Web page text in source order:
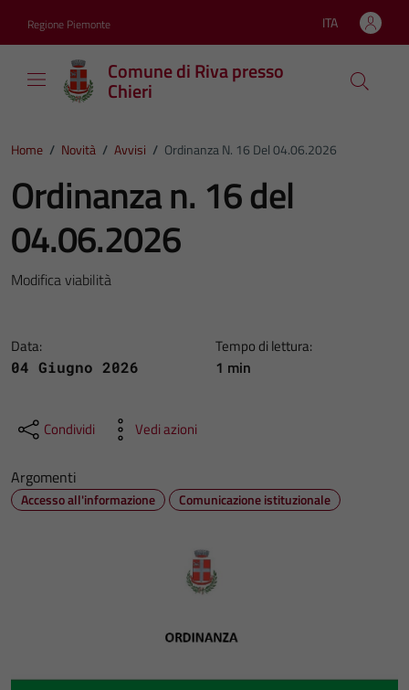
Regione Piemonte Lingua attiva:
ITA
Comune di Riva presso
Chieri
Home / Novità / Avvisi / Ordinanza N. 16 Del 04.06.2026
Ordinanza n. 16 del
04.06.2026
Modifica viabilità
Data:
04 Giugno 2026
Tempo di lettura:
1 min
Condividi Vedi azioni
Argomenti
Accesso all'informazione Comunicazione istituzionale